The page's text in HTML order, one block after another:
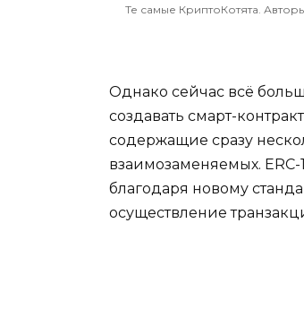
Те самые КриптоКотята.
Однако сейчас всё
создавать смарт-
содержащие сразу
взаимозаменяемых.
благодаря новому
осуществление